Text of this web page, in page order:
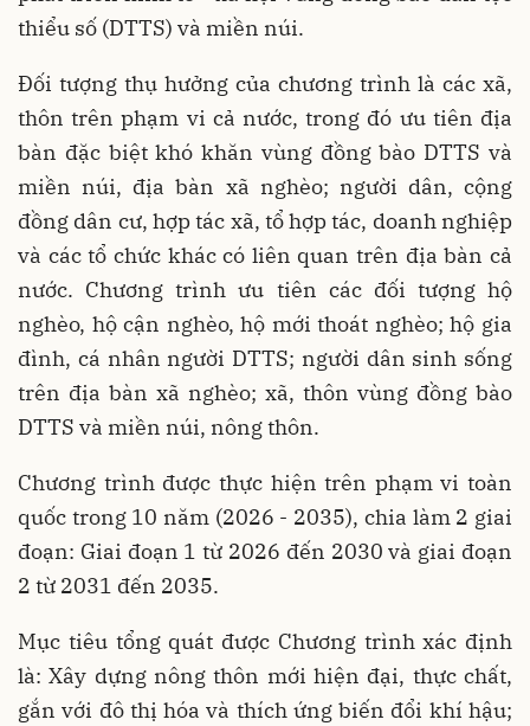
thiểu số (DTTS) và miền núi.
Đối tượng thụ hưởng của chương trình là các xã,
thôn trên phạm vi cả nước, trong đó ưu tiên địa
bàn đặc biệt khó khăn vùng đồng bào DTTS và
miền núi, địa bàn xã nghèo; người dân, cộng
đồng dân cư, hợp tác xã, tổ hợp tác, doanh nghiệp
và các tổ chức khác có liên quan trên địa bàn cả
nước. Chương trình ưu tiên các đối tượng hộ
nghèo, hộ cận nghèo, hộ mới thoát nghèo; hộ gia
đình, cá nhân người DTTS; người dân sinh sống
trên địa bàn xã nghèo; xã, thôn vùng đồng bào
DTTS và miền núi, nông thôn.
Chương trình được thực hiện trên phạm vi toàn
quốc trong 10 năm (2026 - 2035), chia làm 2 giai
đoạn: Giai đoạn 1 từ 2026 đến 2030 và giai đoạn
2 từ 2031 đến 2035.
Mục tiêu tổng quát được Chương trình xác định
là: Xây dựng nông thôn mới hiện đại, thực chất,
gắn với đô thị hóa và thích ứng biến đổi khí hậu;